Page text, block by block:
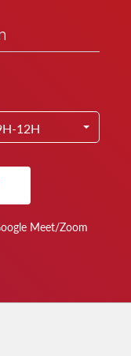
12H
Meet/Zoom